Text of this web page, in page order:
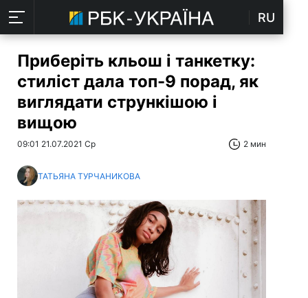
RU
Приберіть кльош і танкетку:
стиліст дала топ-9 порад, як
виглядати стрункішою і
вищою
09:01 21.07.2021 Ср 2 мин
ТАТЬЯНА ТУРЧАНИКОВА